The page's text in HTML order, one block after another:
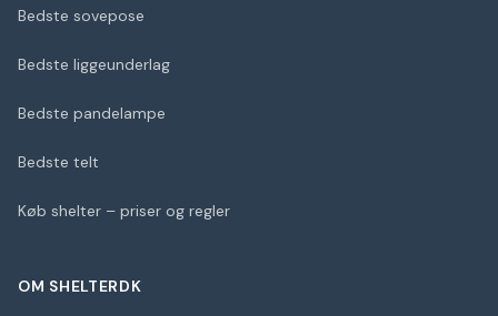
Bedste sovepose
Bedste liggeunderlag
Bedste pandelampe
Bedste telt
Køb shelter – priser og regler
OM SHELTERDK